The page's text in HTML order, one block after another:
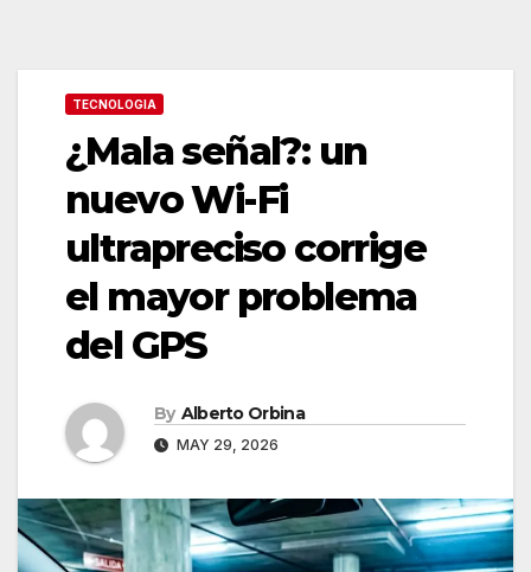
TECNOLOGIA
¿Mala señal?: un
nuevo Wi-Fi
ultrapreciso corrige
el mayor problema
del GPS
By Alberto Orbina
MAY 29, 2026